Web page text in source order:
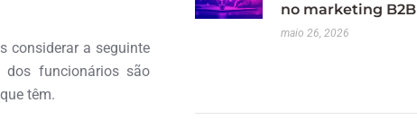
considerar a seguinte
dos funcionários são
têm.
no marketing B2B
maio 26, 2026